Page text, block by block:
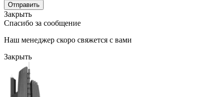
Отправить
Закрыть
Спасибо за сообщение
Наш менеджер скоро свяжется с вами
Закрыть